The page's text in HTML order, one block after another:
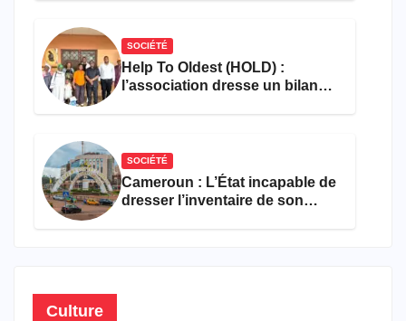
SOCIÉTÉ
Help To Oldest (HOLD) :
l’association dresse un bilan
SOCIÉTÉ
Cameroun : L’État incapable de
dresser l’inventaire de son
Culture